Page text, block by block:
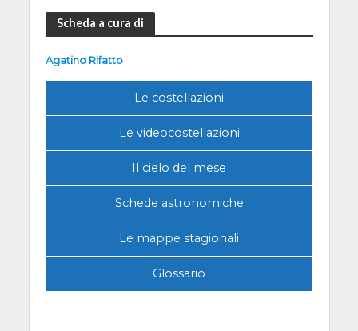
Scheda a cura di
Agatino Rifatto
Le costellazioni
Le videocostellazioni
Il cielo del mese
Schede astronomiche
Le mappe stagionali
Glossario